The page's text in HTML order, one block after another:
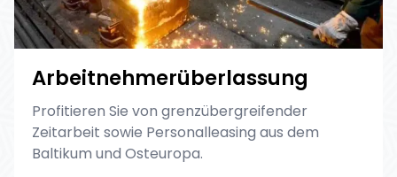
Arbeitnehmerüberlassung
Profitieren Sie von grenzübergreifender
Zeitarbeit sowie Personalleasing aus dem
Baltikum und Osteuropa.